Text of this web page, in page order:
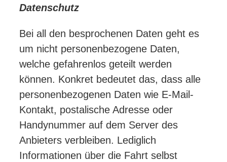
Datenschutz
Bei all den besprochenen Daten geht es
um nicht personenbezogene Daten,
welche gefahrenlos geteilt werden
können. Konkret bedeutet das, dass alle
personenbezogenen Daten wie E-Mail-
Kontakt, postalische Adresse oder
Handynummer auf dem Server des
Anbieters verbleiben. Lediglich
Informationen über die Fahrt selbst